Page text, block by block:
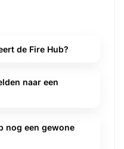
de Fire Hub?
naar een
nog een gewone